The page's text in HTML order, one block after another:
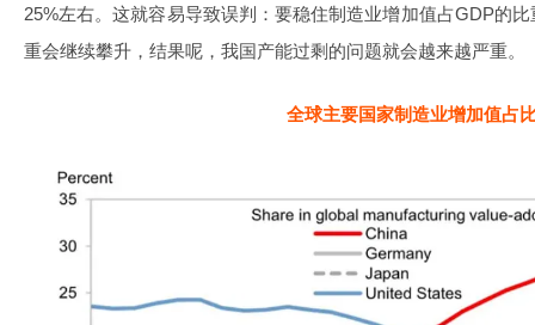
25%左右。这就容易导致误判：要稳住制造业增加值占GDP的
重会继续攀升，结果呢，我国产能过剩的问题就会越来越严重。
全球主要国家制造业增加值占